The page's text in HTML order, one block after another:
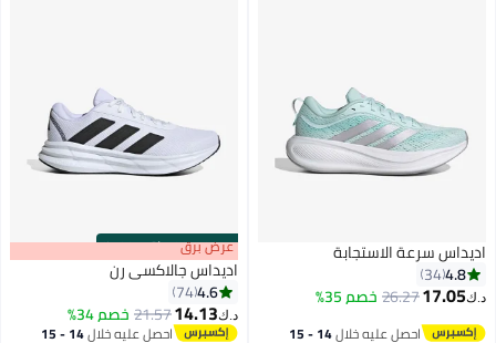
سرعة الاستجابة
4.8
34
17.05
26.27خصم 35%
احصل عليه خلال 14 - 15
00m:00
·باقي 100%
13
عرض برق
اديداس جالاكسي رن
4.6
74
14.13
21.57خصم 34%
احصل عليه خلال 14 - 15